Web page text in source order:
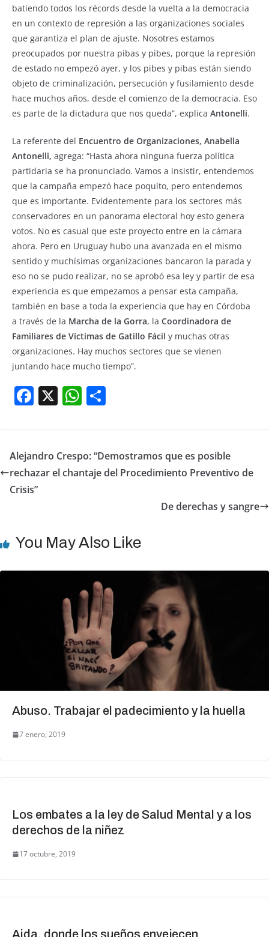
batiendo todos los récords desde la vuelta a la democracia
en un contexto de represión a las organizaciones sociales
que garantiza el plan de ajuste. Nosotres estamos
preocupados por nuestra pibas y pibes, porque la represión
de estado no empezó ayer, y los pibes y pibas están siendo
objeto de criminalización, persecución y fusilamiento desde
hace muchos años, desde el comienzo de la democracia. Eso
es parte de la dictadura que nos queda”, explica Antonelli.
La referente del Encuentro de Organizaciones, Anabella
Antonelli, agrega: “Hasta ahora ninguna fuerza política
partidaria se ha pronunciado. Vamos a insistir, entendemos
que la campaña empezó hace poquito, pero entendemos
que es importante. Evidentemente para los sectores más
conservadores en un panorama electoral hoy esto genera
votos. No es casual que este proyecto entre en la cámara
ahora. Pero en Uruguay hubo una avanzada en el mismo
sentido y muchísimas organizaciones bancaron la parada y
eso no se pudo realizar, no se aprobó esa ley y partir de esa
experiencia es que empezamos a pensar esta campaña,
también en base a toda la experiencia que hay en Córdoba
a través de la Marcha de la Gorra, la Coordinadora de
Familiares de Víctimas de Gatillo Fácil y muchas otras
organizaciones. Hay muchos sectores que se vienen
juntando hace mucho tiempo”.
F
e
b
o
X W
s
A
e
Alejandro Crespo: “Demostramos que es posible
rechazar el chantaje del Procedimiento Preventivo de
Crisis”
De derechas y sangre
You May Also Like
Abuso. Trabajar el padecimiento y la huella
7 enero, 2019
Los embates a la ley de Salud Mental y a los
derechos de la niñez
17 octubre, 2019
Aida, donde los sueños envejecen